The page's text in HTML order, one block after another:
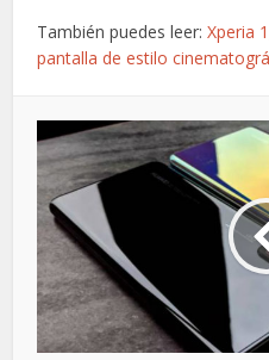
También puedes leer:Xperia
pantalla de estilo